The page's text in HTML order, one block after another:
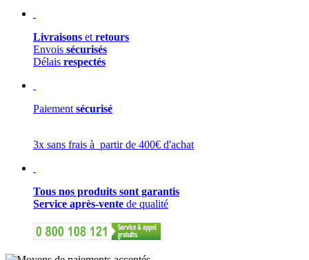
Livraisons et retours
Envois sécurisés
Délais respectés
Paiement sécurisé
3x sans frais à partir de 400€ d'achat
Tous nos produits sont garantis
Service après-vente de qualité